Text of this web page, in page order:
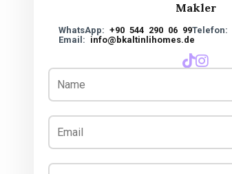
Makler
WhatsApp: +90 544 290 06 99Telefon:
Email: info@bkaltinlihomes.de